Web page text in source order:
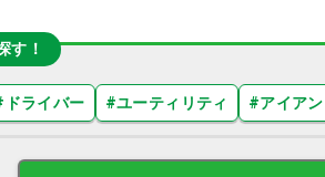
す！
ドライバー #ユーティリティ #アイアン